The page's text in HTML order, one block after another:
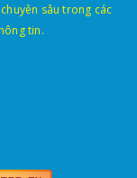
sâu trong các
tin.